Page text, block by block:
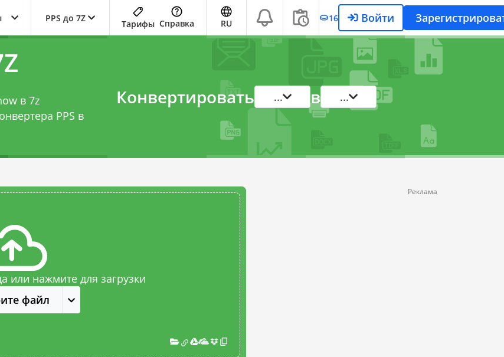
PPS до 7Z
Тарифы Справка RU 16 Войти
в 7z
PPS в
Конвертировать ... в ...
или нажмите для загрузки
файл
Реклама